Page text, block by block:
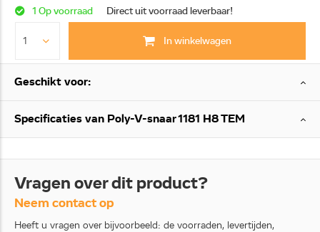
1 Op voorraad Direct uit voorraad leverbaar!
In winkelwagen
Geschikt voor:
Specificaties van Poly-V-snaar 1181 H8 TEM
Vragen over dit product?
Neem contact op
Heeft u vragen over bijvoorbeeld: de voorraden, levertijden,